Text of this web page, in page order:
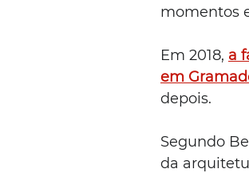
momentos
Em 2018, a
em
depois.
Segundo
da